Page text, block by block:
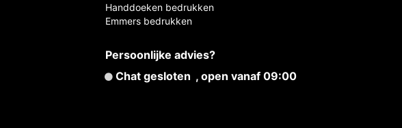
Handdoeken bedrukken
Emmers bedrukken
Persoonlijke advies?
Chat gesloten , open vanaf 09:00